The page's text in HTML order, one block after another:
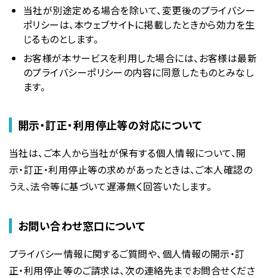
当社が別途定める場合を除いて、変更後のプライバシー
ポリシーは、本ウェブサイトに掲載したときから効力を生
じるものとします。
お客様が本サービスを利用した場合には、お客様は最新
のプライバシーポリシーの内容に同意したものとみなし
ます。
開示・訂正・利用停止等の対応について
当社は、ご本人から当社が保有する個人情報について、開
示・訂正・利用停止等の求めがあったときは、ご本人確認の
うえ、法令等に基づいて遅滞無く回答いたします。
お問い合わせ窓口について
プライバシー情報に関するご質問や、個人情報の開示・訂
正・利用停止等のご請求は、次の連絡先までお問合せくださ